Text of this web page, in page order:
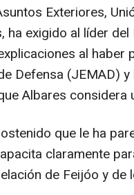
Exteriores,
ha exigido al líder
al
Defensa (JEMAD)
Albares considera
que le ha
claramente
de Feijóo y